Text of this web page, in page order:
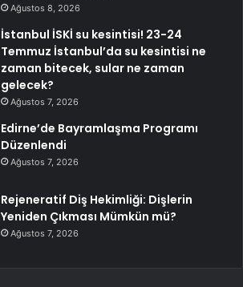
Ağustos 8, 2026
İstanbul İSKİ su kesintisi! 23-24
Temmuz İstanbul’da su kesintisi ne
zaman bitecek, sular ne zaman
gelecek?
Ağustos 7, 2026
Edirne’de Bayramlaşma Programı
Düzenlendi
Ağustos 7, 2026
Rejeneratif Diş Hekimliği: Dişlerin
Yeniden Çıkması Mümkün mü?
Ağustos 7, 2026